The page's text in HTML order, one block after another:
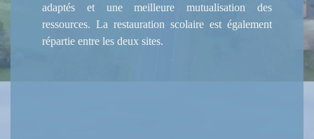
adaptés et une meilleure mutualisation des
ressources. La restauration scolaire est également
répartie entre les deux sites.